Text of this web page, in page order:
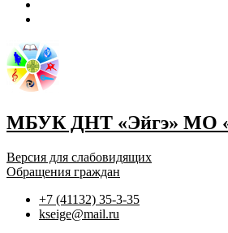
МБУК ДНТ «Эйгэ» МО
Версия для слабовидящих
Обращения граждан
+7 (41132) 35-3-35
kseige@mail.ru